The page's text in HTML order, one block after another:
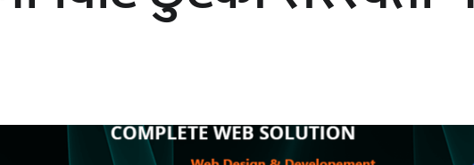
‘जागृति’ लोकार्पण